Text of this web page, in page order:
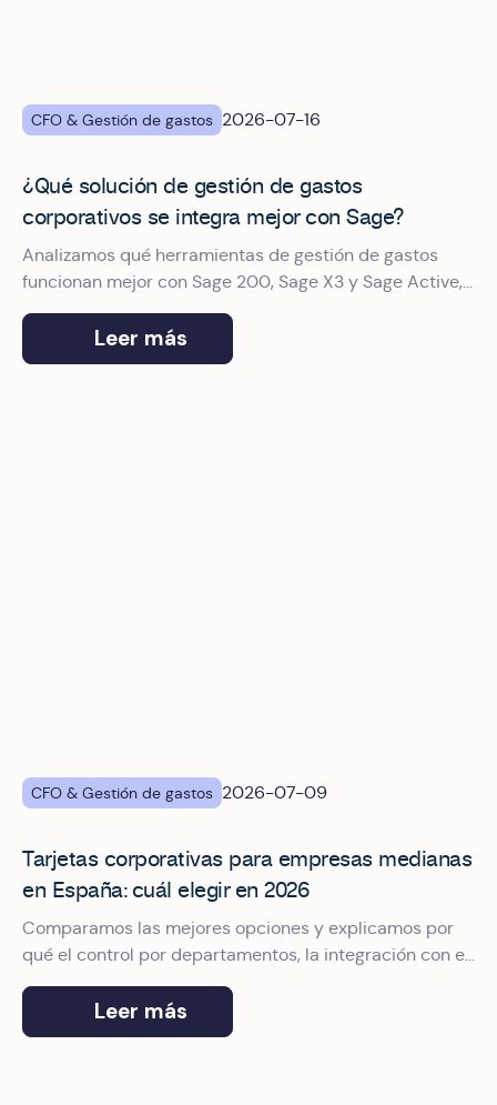
CFO & Gestión de gastos 2026-07-16
¿Qué solución de gestión de gastos
corporativos se integra mejor con Sage?
Analizamos qué herramientas de gestión de gastos
funcionan mejor con Sage 200, Sage X3 y Sage Active,
y por qué Okticket es el proveedor de gestión de
gastos de empresa elegido por Sage.
Leer más
CFO & Gestión de gastos 2026-07-09
Tarjetas corporativas para empresas medianas
en España: cuál elegir en 2026
Comparamos las mejores opciones y explicamos por
qué el control por departamentos, la integración con el
ERP y el pago con Apple Pay marcan la diferencia.
Leer más